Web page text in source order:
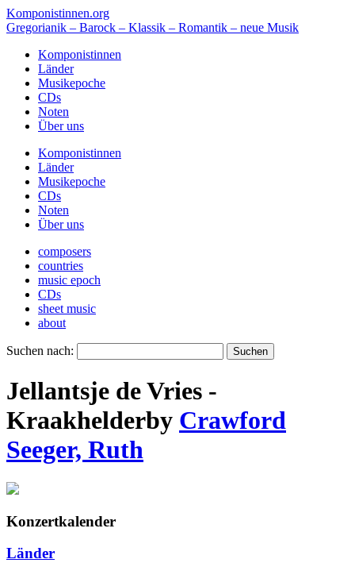
Komponistinnen.org
Gregorianik – Barock – Klassik – Romantik – neue Musik
Komponistinnen
Länder
Musikepoche
CDs
Noten
Über uns
Komponistinnen
Länder
Musikepoche
CDs
Noten
Über uns
composers
countries
music epoch
CDs
sheet music
about
Suchen nach:
Jellantsje de Vries -
Kraakhelderby Crawford
Seeger, Ruth
Konzertkalender
Länder